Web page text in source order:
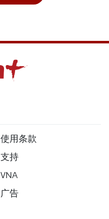
使用条款
支持
VNA
广告